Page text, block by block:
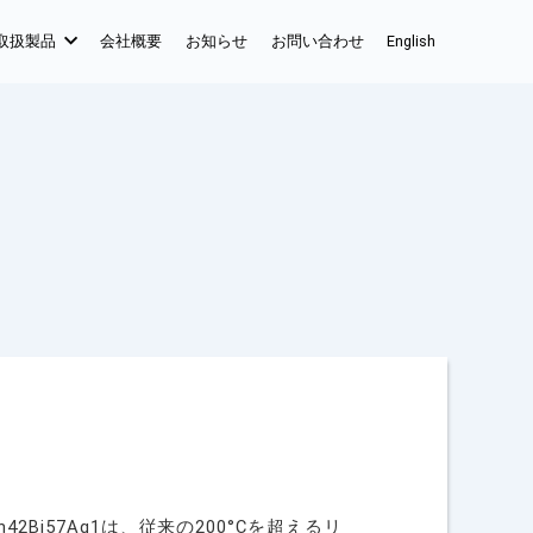
扱製品 会社概要 お知らせ お問い合わせ English
は、従来の200°Cを超えるリ